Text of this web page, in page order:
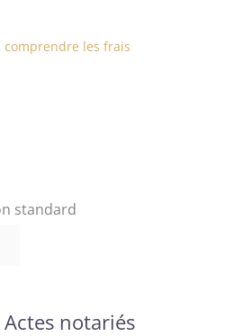
comprendre les frais
notariés